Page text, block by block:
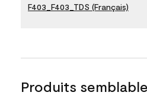
F403_F403_TDS (Français)
Produits